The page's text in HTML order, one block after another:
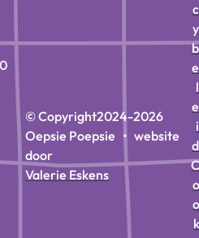
© Copyright2024-2026
Oepsie Poepsie • website
door
Valerie Eskens
c
y
b
e
l
e
i
d
C
o
o
k